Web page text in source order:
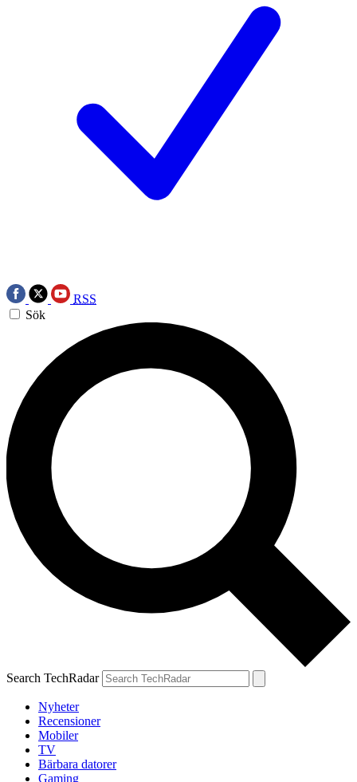
RSS
Sök
Search TechRadar
Nyheter
Recensioner
Mobiler
TV
Bärbara datorer
Gaming